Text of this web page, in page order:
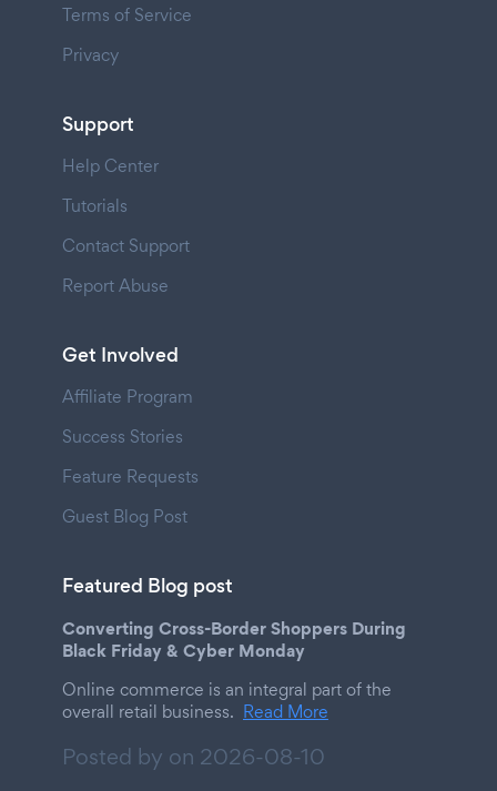
Terms of Service
Privacy
Support
Help Center
Tutorials
Contact Support
Report Abuse
Get Involved
Affiliate Program
Success Stories
Feature Requests
Guest Blog Post
Featured Blog post
Converting Cross-Border Shoppers During
Black Friday & Cyber Monday
Online commerce is an integral part of the
overall retail business. Read More
Posted by on 2026-08-10